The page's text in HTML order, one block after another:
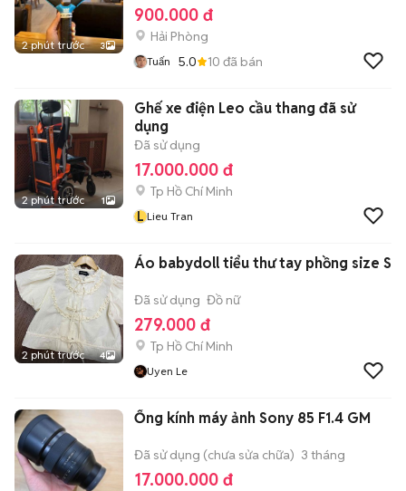
2 phút trước 3
900.000 đ
Hải Phòng
Tuấn 5.0 10 đã bán
2 phút trước 1
Ghế xe điện Leo cầu thang đã sử
dụng
Đã sử dụng
17.000.000 đ
Tp Hồ Chí Minh
L Lieu Tran
2 phút trước 4
Áo babydoll tiểu thư tay phồng size S
Đã sử dụng Đồ nữ
279.000 đ
Tp Hồ Chí Minh
Uyen Le
Ống kính máy ảnh Sony 85 F1.4 GM
Đã sử dụng (chưa sửa chữa) 3 tháng
17.000.000 đ